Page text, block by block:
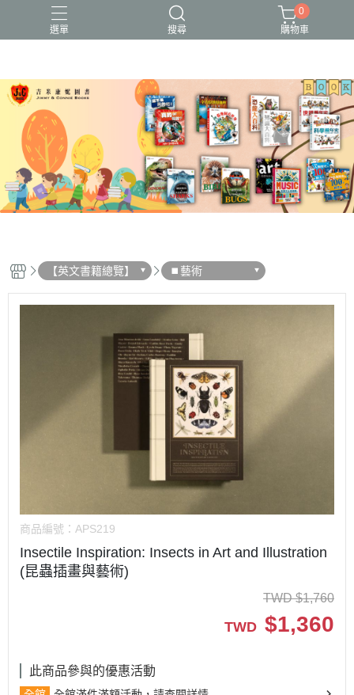
選單 搜尋
0
購物車
【英文書籍總覽】 ⏹︎藝術
商品編號： APS219
Insectile Inspiration: Insects in Art and Illustration
(昆蟲插畫與藝術)
TWD $1,760
TWD $1,360
此商品參與的優惠活動